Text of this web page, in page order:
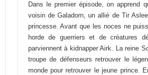
Dans le premier épisode, on apprend
voisin de Galadorn, un allié de Tir
princesse. Avant que les noces ne
horde de guerriers et de créatures
parviennent à kidnapper Airk. La reine
troupe de défenseurs retrouver le
monde pour retrouver le jeune prince.